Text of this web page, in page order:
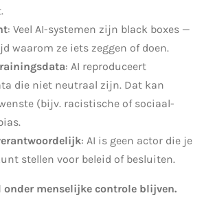
: Veel AI-systemen zijn black boxes —
waarom ze iets zeggen of doen.
: AI reproduceert
die niet neutraal zijn. Dat kan
(bijv. racistische of sociaal-
: AI is geen actor die je
stellen voor beleid of besluiten.
menselijke controle blijven.